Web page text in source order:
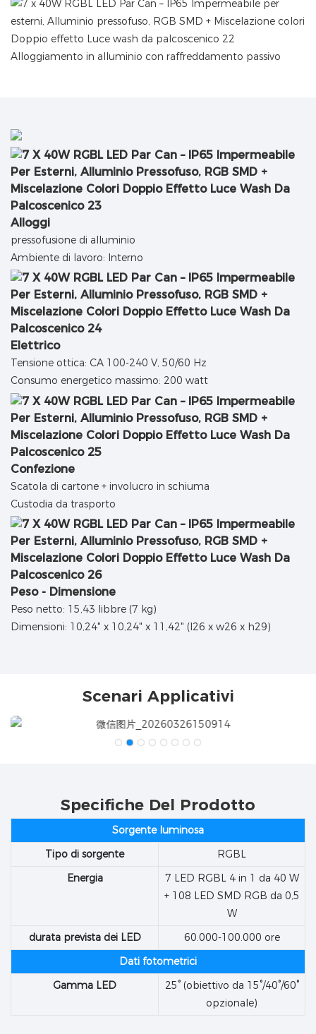
Alloggiamento in alluminio con raffreddamento passivo
Alloggi
pressofusione di alluminio
Ambiente di lavoro: Interno
Elettrico
Tensione ottica: CA 100-240 V, 50/60 Hz
Consumo energetico massimo: 200 watt
Confezione
Scatola di cartone + involucro in schiuma
Custodia da trasporto
Peso - Dimensione
Peso netto: 15,43 libbre (7 kg)
Dimensioni: 10,24" x 10,24" x 11,42" (l26 x w26 x h29)
Scenari Applicativi
Specifiche Del Prodotto
Sorgente luminosa
Tipo di sorgente
RGBL
Energia
7 LED RGBL 4 in 1 da 40 W
+ 108 LED SMD RGB da 0,5
W
durata prevista dei LED
60.000-100.000 ore
Dati fotometrici
Gamma LED
25° (obiettivo da 15°/40°/60°
opzionale)